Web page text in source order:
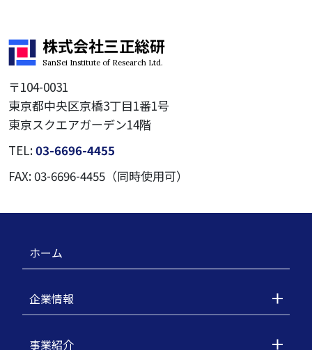
株式会社三正総研
SanSei Institute of Research Ltd.
〒104-0031
東京都中央区京橋3丁目1番1号
東京スクエアガーデン14階
TEL:03-6696-4455
FAX: 03-6696-4455（同時使用可）
ホーム
企業情報
事業紹介